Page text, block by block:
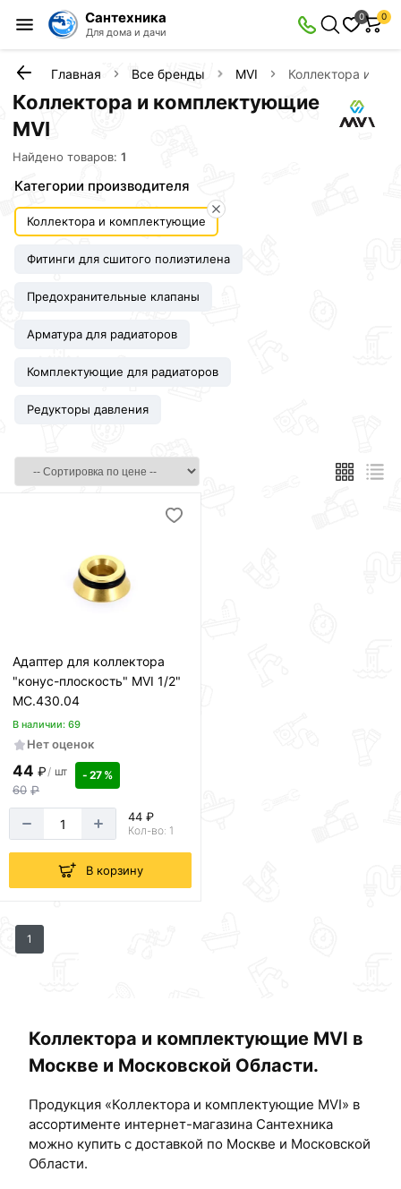
Сантехника
Для дома и дачи
0 0
Главная Все бренды MVI Коллектора и
Коллектора и комплектующие
MVI
Найдено товаров:1
Категории производителя
Коллектора и комплектующие
Фитинги для сшитого полиэтилена
Предохранительные клапаны
Арматура для радиаторов
Комплектующие для радиаторов
Редукторы давления
Адаптер для коллектора
"конус-плоскость" MVI 1/2"
MC.430.04
В наличии: 69
Нет оценок
44 ₽/ шт
60 ₽
- 27 %
44 ₽
Кол-во: 1
В корзину
1
Коллектора и комплектующие MVI в
Москве и Московской Области.
Продукция «Коллектора и комплектующие MVI» в
ассортименте интернет-магазина Сантехника
можно купить с доставкой по Москве и Московской
Области.